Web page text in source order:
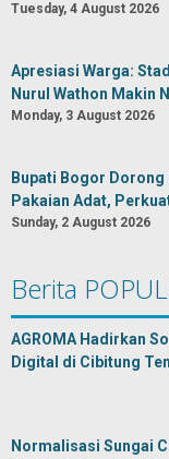
Tuesday, 4 August 2026
Apresiasi Warga:
Nurul Wathon Makin
Monday, 3 August 2026
Bupati Bogor Dorong
Pakaian Adat,
Sunday, 2 August 2026
Berita
AGROMA Hadirkan
Digital di Cibitung
Normalisasi Sungai